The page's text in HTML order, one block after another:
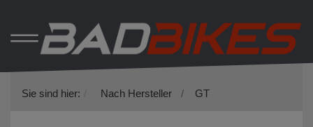
Sie sind hier: Nach Hersteller GT